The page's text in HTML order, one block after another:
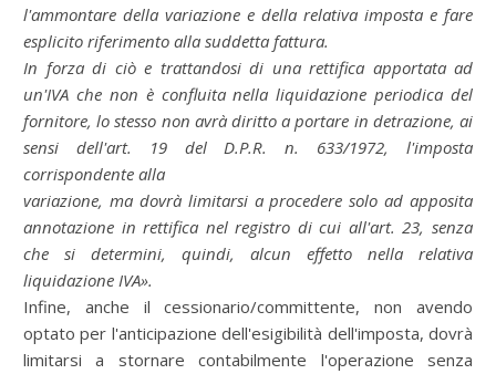
l'ammontare della variazione e della relativa imposta e fare
esplicito riferimento alla suddetta fattura.
In forza di ciò e trattandosi di una rettifica apportata ad
un'IVA che non è confluita nella liquidazione periodica del
fornitore, lo stesso non avrà diritto a portare in detrazione, ai
sensi dell'art. 19 del D.P.R. n. 633/1972, l'imposta
corrispondente alla
variazione, ma dovrà limitarsi a procedere solo ad apposita
annotazione in rettifica nel registro di cui all'art. 23, senza
che si determini, quindi, alcun effetto nella relativa
liquidazione IVA».
Infine, anche il cessionario/committente, non avendo
optato per l'anticipazione dell'esigibilità dell'imposta, dovrà
limitarsi a stornare contabilmente l'operazione senza